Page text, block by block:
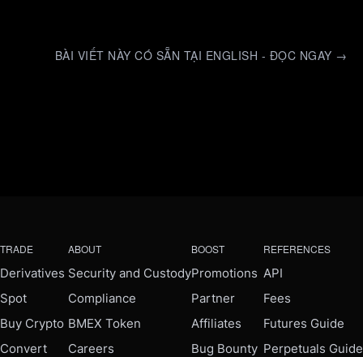
BÀI VIẾT NÀY CÓ SẴN TẠI ENGLISH - ĐỌC NGAY →
TRADE
Derivatives
Spot
Buy Crypto
Convert
ABOUT
Security and Custody
Compliance
BMEX Token
Careers
BOOST
Promotions
Partner
Affiliates
Bug Bounty
REFERENCES
API
Fees
Futures Guide
Perpetuals Guide